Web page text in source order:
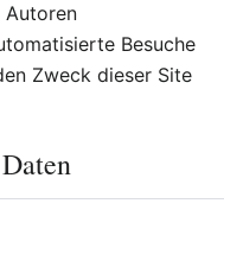
Autoren
Besuche
Zweck dieser Site